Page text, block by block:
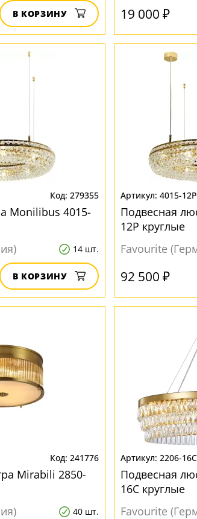
В КОРЗИНУ 19 000 ₽
279355
Monilibus 4015-
14 шт.
В КОРЗИНУ
4015-12P
Подвесная
12P круглые
Favourite
92 500 ₽
241776
Mirabili 2850-
40 шт.
2206-16C
Подвесная
16C круглые
Favourite